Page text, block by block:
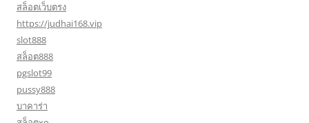
สล็อตเว็บตรง
https://judhai168.vip
slot888
สล็อต888
pgslot99
pussy888
บาคาร่า